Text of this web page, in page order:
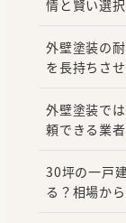
情と賢い選択
外壁塗装の
を長持ちさ
外壁塗装で
頼できる業
30坪の一戸
る？相場か